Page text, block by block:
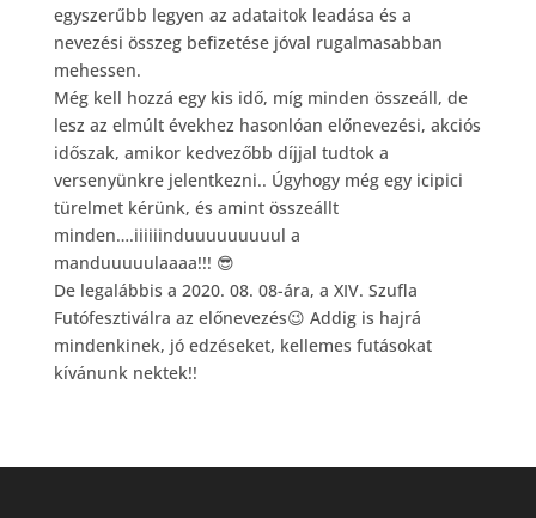
egyszerűbb legyen az adataitok leadása és a
nevezési összeg befizetése jóval rugalmasabban
mehessen.
Még kell hozzá egy kis idő, míg minden összeáll, de
lesz az elmúlt évekhez hasonlóan előnevezési, akciós
időszak, amikor kedvezőbb díjjal tudtok a
versenyünkre jelentkezni.. Úgyhogy még egy icipici
türelmet kérünk, és amint összeállt
minden….iiiiiinduuuuuuuuul a
manduuuuulaaaa!!! 😎
De legalábbis a 2020. 08. 08-ára, a XIV. Szufla
Futófesztiválra az előnevezés😉 Addig is hajrá
mindenkinek, jó edzéseket, kellemes futásokat
kívánunk nektek!!